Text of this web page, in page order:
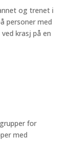
og trenet i
personer med
krasj på en
for
med